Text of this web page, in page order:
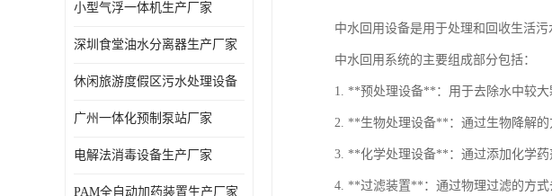
小型气浮一体机生产厂家
深圳食堂油水分离器生产厂家
休闲旅游度假区污水处理设备
广州一体化预制泵站厂家
电解法消毒设备生产厂家
PAM全自动加药装置生产厂家
中水回用设备是用于处理和回收生活
中水回用系统的主要组成部分包括：
1. **预处理设备**：用于去除水中较大
2. **生物处理设备**：通过生物降解的
3. **化学处理设备**：通过添加化学药
4. **过滤装置**：通过物理过滤的方式